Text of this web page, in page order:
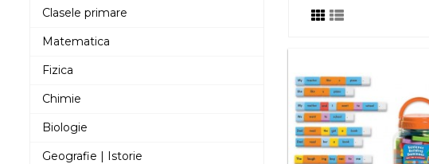
Clasele primare
Matematica
Fizica
Chimie
Biologie
Geografie | Istorie